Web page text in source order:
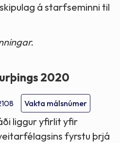
á starfseminni til
2020
Vakta málsnúmer
liggur yfirlit yfir
fyrstu þrjá